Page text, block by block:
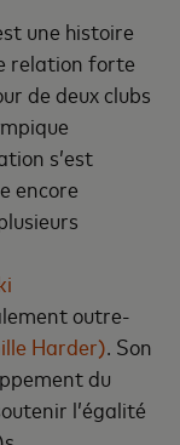
une histoire
relation forte
de deux clubs
s’est
encore
outre-
Harder). Son
du
l’égalité